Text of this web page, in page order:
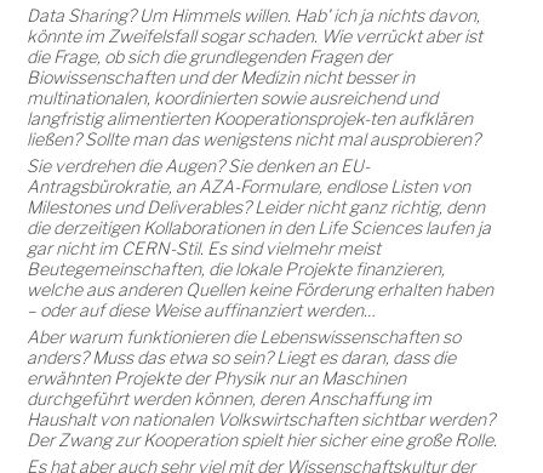
Data Sharing? Um Himmels willen. Hab' ich ja nichts davon,
könnte im Zweifelsfall sogar schaden. Wie verrückt aber ist
die Frage, ob sich die grundlegenden Fragen der
Biowissenschaften und der Medizin nicht besser in
multinationalen, koordinierten sowie ausreichend und
langfristig alimentierten Kooperationsprojek-ten aufklären
ließen? Sollte man das wenigstens nicht mal ausprobieren?
Sie verdrehen die Augen? Sie denken an EU-
Antragsbürokratie, an AZA-Formulare, endlose Listen von
Milestones und Deliverables? Leider nicht ganz richtig, denn
die derzeitigen Kollaborationen in den Life Sciences laufen ja
gar nicht im CERN-Stil. Es sind vielmehr meist
Beutegemeinschaften, die lokale Projekte finanzieren,
welche aus anderen Quellen keine Förderung erhalten haben
– oder auf diese Weise auffinanziert werden…
Aber warum funktionieren die Lebenswissenschaften so
anders? Muss das etwa so sein? Liegt es daran, dass die
erwähnten Projekte der Physik nur an Maschinen
durchgeführt werden können, deren Anschaffung im
Haushalt von nationalen Volkswirtschaften sichtbar werden?
Der Zwang zur Kooperation spielt hier sicher eine große Rolle.
Es hat aber auch sehr viel mit der Wissenschaftskultur der